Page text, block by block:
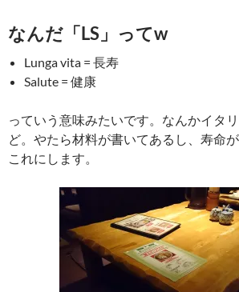
なんだ「LS」ってw
Lunga vita = 長寿
Salute = 健康
っていう意味みたいです。なんかイタ
ど。やたら材料が書いてあるし、寿命
これにします。